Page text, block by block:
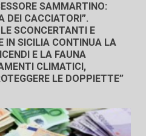
SAMMARTINO:
DEI CACCIATORI”.
SCONCERTANTI E
IN SICILIA CONTINUA LA
E LA FAUNA
CLIMATICI,
LE DOPPIETTE”